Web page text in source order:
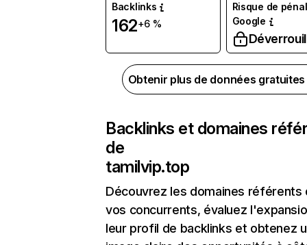
Backlinks
162+6 %
Risque de
Google
Obtenir plus de données
Backlinks et domaines
de
tamilvip.top
Découvrez les domaines référents
vos concurrents, évaluez
leur profil de backlinks et obtenez